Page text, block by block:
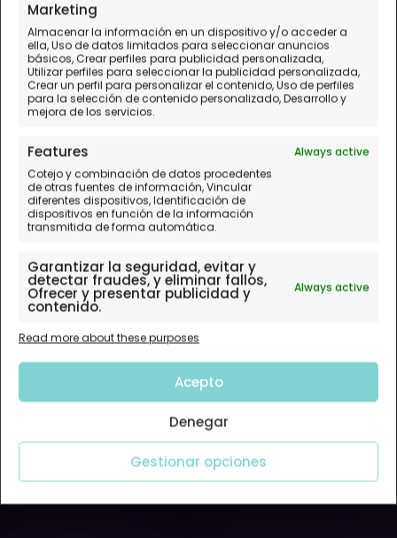
Marketing
Almacenar la información en un dispositivo y/o acceder a
ella, Uso de datos limitados para seleccionar anuncios
básicos, Crear perfiles para publicidad personalizada,
Utilizar perfiles para seleccionar la publicidad personalizada,
Crear un perfil para personalizar el contenido, Uso de perfiles
para la selección de contenido personalizado, Desarrollo y
mejora de los servicios.
Features
Always active
Cotejo y combinación de datos procedentes
de otras fuentes de información, Vincular
diferentes dispositivos, Identificación de
dispositivos en función de la información
transmitida de forma automática.
Garantizar la seguridad, evitar y
detectar fraudes, y eliminar fallos,
Ofrecer y presentar publicidad y
contenido.
Always active
Read more about these purposes
Acepto
Denegar
Gestionar opciones